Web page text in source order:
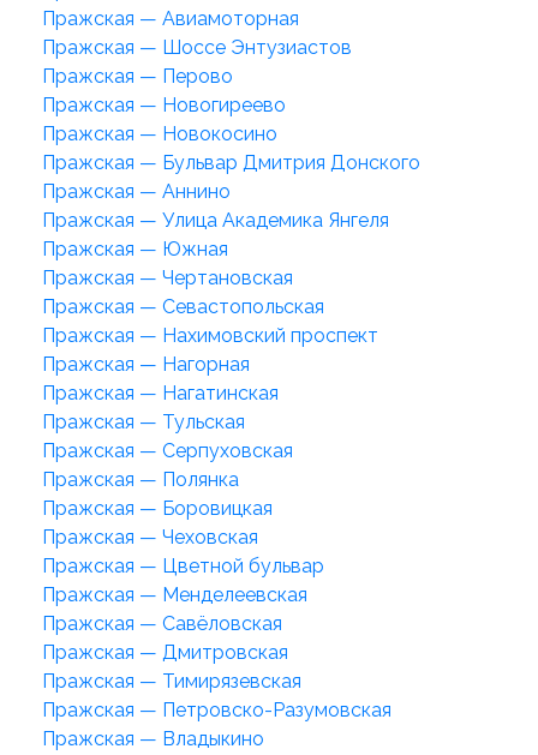
Пражская — Авиамоторная
Пражская — Шоссе Энтузиастов
Пражская — Перово
Пражская — Новогиреево
Пражская — Новокосино
Пражская — Бульвар Дмитрия Донского
Пражская — Аннино
Пражская — Улица Академика Янгеля
Пражская — Южная
Пражская — Чертановская
Пражская — Севастопольская
Пражская — Нахимовский проспект
Пражская — Нагорная
Пражская — Нагатинская
Пражская — Тульская
Пражская — Серпуховская
Пражская — Полянка
Пражская — Боровицкая
Пражская — Чеховская
Пражская — Цветной бульвар
Пражская — Менделеевская
Пражская — Савёловская
Пражская — Дмитровская
Пражская — Тимирязевская
Пражская — Петровско-Разумовская
Пражская — Владыкино